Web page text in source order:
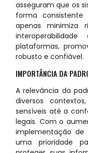
asseguram que os
forma consistente
apenas minimiza
plataformas,
robusto e confiável.
IMPORTÂNCIA DA
A relevância da
diversos
sensíveis até a
legais. Com o
implementação de
uma prioridade